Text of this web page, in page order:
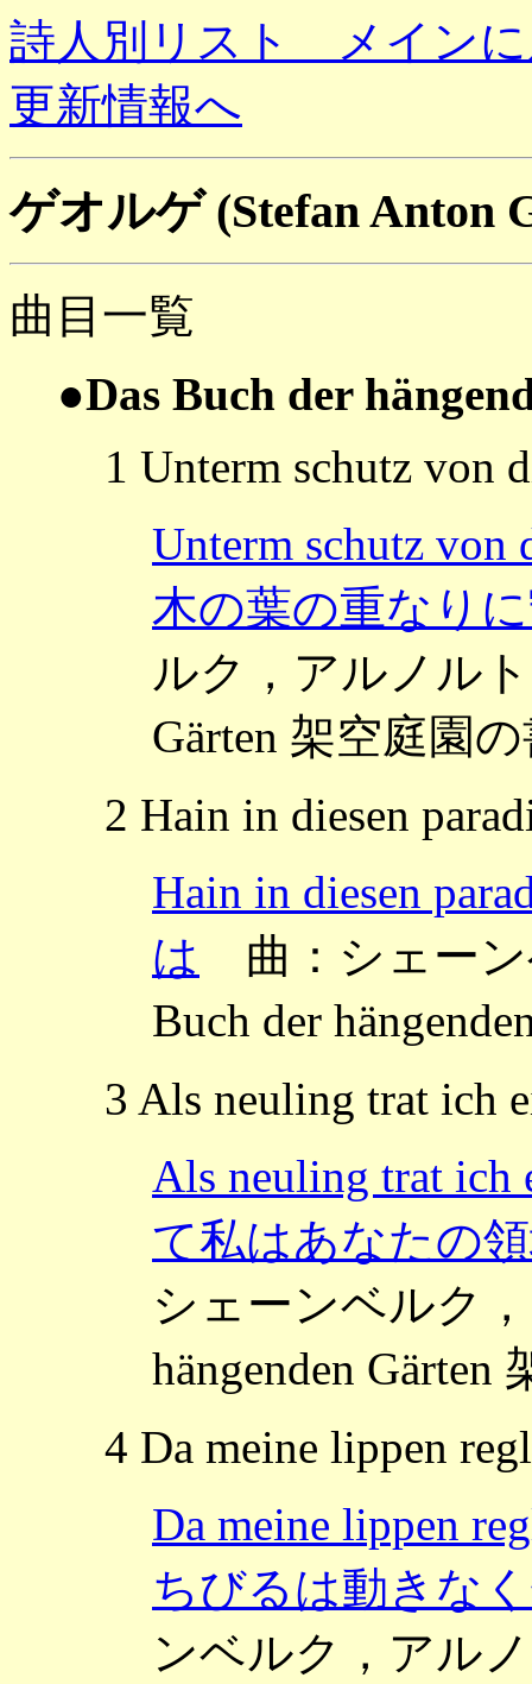
詩人別リスト メイン
更新情報へ
ゲオルゲ (Stefan Anton
曲目一覧
●Das Buch der
1 Unterm schutz von
Unterm schutz
木の葉の重なり
ルク，アルノルト
Gärten 架空庭園
2 Hain in diesen
Hain in diesen
は 曲：シェーン
Buch der
3 Als neuling trat ich
Als neuling trat
て私はあなたの
シェーンベルク
hängenden Gärten
4 Da meine lippen
Da meine lippen
ちびるは動きな
ンベルク，アルノ